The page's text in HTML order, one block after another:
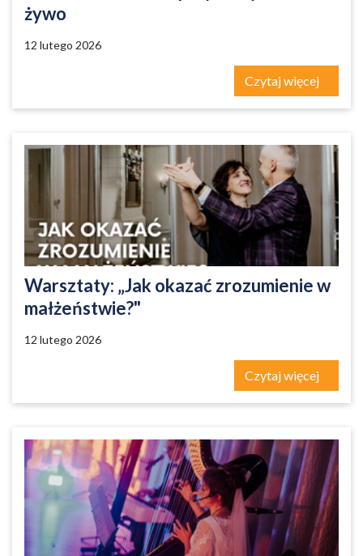
żywo
12 lutego 2026
Czytaj więcej
Warsztaty: „Jak okazać zrozumienie w
małżeństwie?"
12 lutego 2026
Czytaj więcej